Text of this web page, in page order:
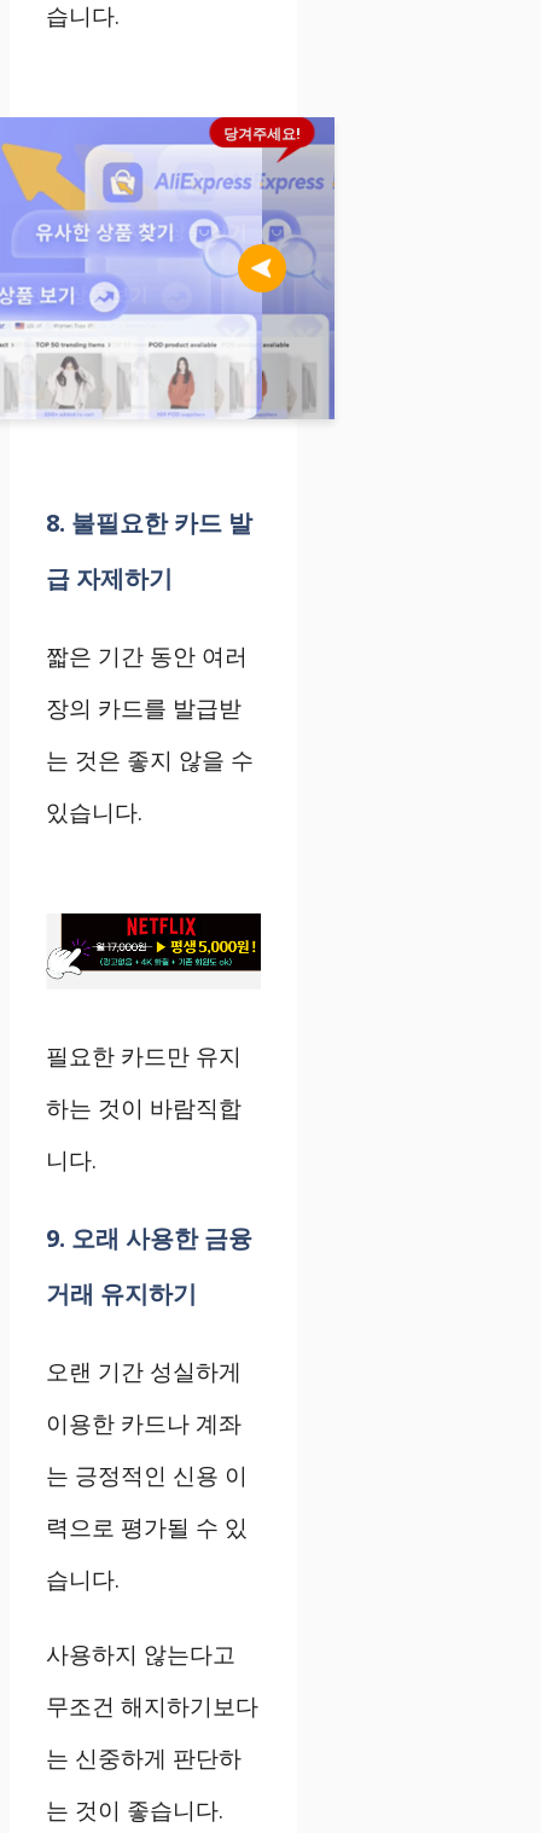
습니다.
당겨주세요!
8. 불필요한 카드 발
급 자제하기
짧은 기간 동안 여러
장의 카드를 발급받
는 것은 좋지 않을 수
있습니다.
필요한 카드만 유지
하는 것이 바람직합
니다.
9. 오래 사용한 금융
거래 유지하기
오랜 기간 성실하게
이용한 카드나 계좌
는 긍정적인 신용 이
력으로 평가될 수 있
습니다.
사용하지 않는다고
무조건 해지하기보다
는 신중하게 판단하
는 것이 좋습니다.